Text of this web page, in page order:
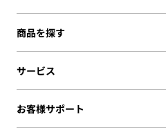
商品を探す
サービス
お客様サポート